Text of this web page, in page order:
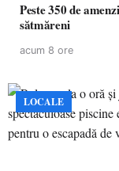
Peste 350 de
sătmăreni
acum 8 ore
LOCALE